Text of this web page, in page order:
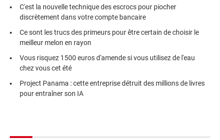
C'est la nouvelle technique des escrocs pour piocher
discrètement dans votre compte bancaire
Ce sont les trucs des primeurs pour être certain de choisir le
meilleur melon en rayon
Vous risquez 1500 euros d'amende si vous utilisez de l'eau
chez vous cet été
Project Panama : cette entreprise détruit des millions de livres
pour entraîner son IA